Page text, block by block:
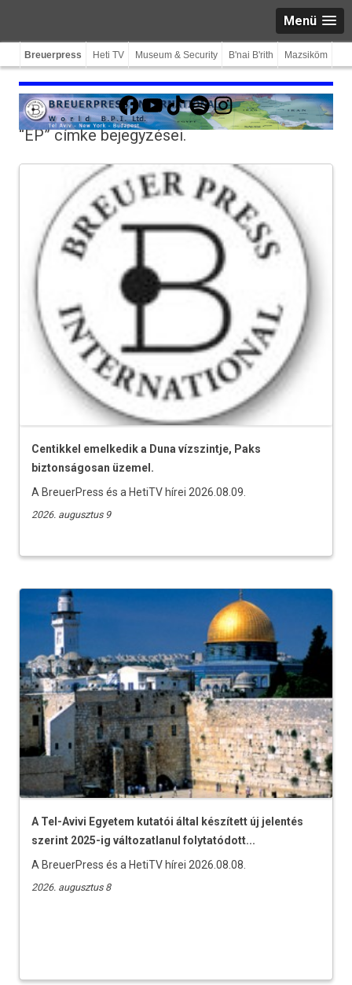
Menü
Breuerpress Heti TV Museum & Security B'nai B'rith Mazsiköm
Facebook
YouTube
TikTokSpotifyInstagram
“EP”címke bejegyzései.
Centikkel emelkedik a Duna vízszintje, Paks
biztonságosan üzemel.
A BreuerPress és a HetiTV hírei 2026.08.09.
2026. augusztus 9
A Tel-Avivi Egyetem kutatói által készített új jelentés
szerint 2025-ig változatlanul folytatódott...
A BreuerPress és a HetiTV hírei 2026.08.08.
2026. augusztus 8